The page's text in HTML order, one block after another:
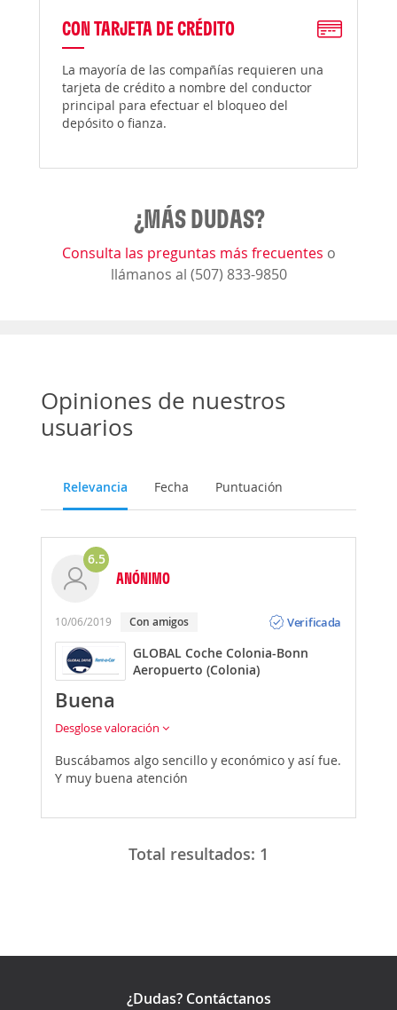
CON TARJETA DE CRÉDITO
La mayoría de las compañías requieren una
tarjeta de crédito a nombre del conductor
principal para efectuar el bloqueo del
depósito o fianza.
¿MÁS DUDAS?
Consulta las preguntas más frecuentes o
llámanos al (507) 833-9850
Opiniones de nuestros
usuarios
Relevancia Fecha Puntuación
6.5
ANÓNIMO
10/06/2019 Con amigos
Verificada
GLOBAL Coche Colonia-Bonn
Aeropuerto (Colonia)
Buena
Desglose valoración
Buscábamos algo sencillo y económico y así fue.
Y muy buena atención
Total resultados: 1
¿Dudas? Contáctanos